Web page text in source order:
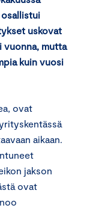
uskovat
vuonna, mutta
kuin vuosi
ovat
aikaan.
jakson
ovat